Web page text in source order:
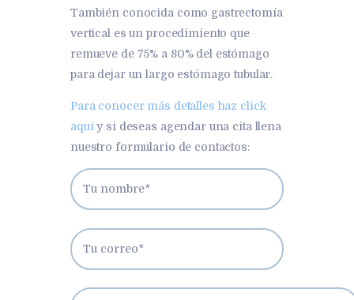
También conocida como gastrectomía
vertical es un procedimiento que
remueve de 75% a 80% del estómago
para dejar un largo estómago tubular.
Para conocer más detalles haz click
aquíy si deseas agendar una cita llena
nuestro formulario de contactos: